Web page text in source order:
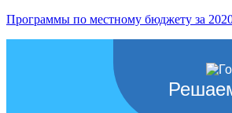
Программы по местному бюджету за